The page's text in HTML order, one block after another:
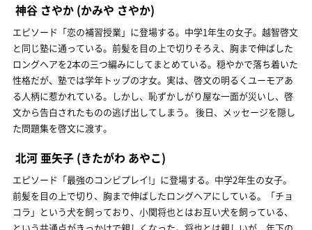
神谷 さやか (かみや さやか)
エピソード「恋の補習授業」に登場する。中学1年生の女子。越智啓文
と同じ塾に通っている。前髪を目の上で切りそろえ、胸まで伸ばした
ロングヘアを2本の三つ編みにしてまとめている。穏やかで落ち着いた
性格だが、塾では学年トップの才女。実は、啓文の明るくユーモアあ
る人柄に惹かれている。しかし、恥ずかしがり屋な一面が災いし、啓
文から告白されたものの逃げ出してしまう。 後日、メッセージを隠し
た問題集を啓文に渡す。
北河 亜矢子 (きたがわ あやこ)
エピソード「最強のコンビプレイ!」に登場する。中学2年生の女子。
前髪を目の上で切り、胸まで伸ばしたロングヘアにしている。「チョ
コラ」という犬を飼っており、小関将也とはお互い犬を飼っている、
という共通点がきっかけで親しくなった。将也とは親しいが、年下の